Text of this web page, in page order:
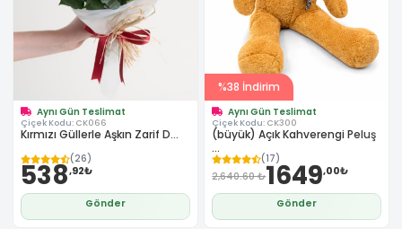
Aynı Gün Teslimat
Çiçek Kodu: CK066
Kırmızı Güllerle Aşkın Zarif D...
(26)
538,92₺
Gönder
%38 İndirim
Aynı Gün Teslimat
Çiçek Kodu: CK300
(büyük) Açık Kahverengi Peluş
...
(17)
2,640.60 ₺1649,00₺
Gönder